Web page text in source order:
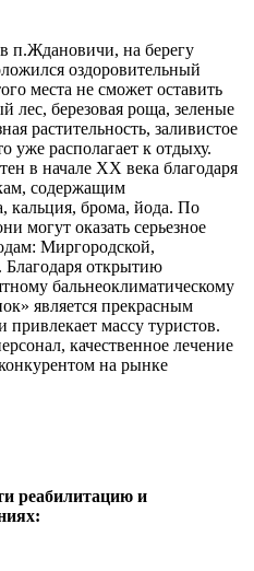
п.Ждановичи, на берегу
оздоровительный
места не сможет оставить
березовая роща, зеленые
растительность, заливистое
уже располагает к отдыху.
в начале ХХ века благодаря
содержащим
кальция, брома, йода. По
могут оказать серьезное
Миргородской,
открытию
бальнеоклиматическому
является прекрасным
массу туристов.
качественное лечение
на рынке
реабилитацию и